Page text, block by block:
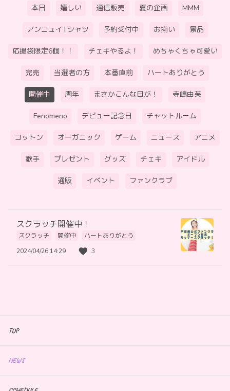
本日 嬉しい 通信販売 夏の企画 MMM
アンニュイTシャツ 予約受付中 お揃い 景品
応援袋限定6個！！ チェキやるよ！ めちゃくちゃ可愛い
完売 当選者の方 本番直前 ハートありがとう
開催中 周年 まさかこんな日が！ 寺嶋由芙
Fenomeno デビュー記念日 チャットルーム
コットン オーガニック ゲーム ニュース アニメ
歌手 プレゼント グッズ チェキ アイドル
通販 イベント ファンクラブ
スクラッチ開催中！
スクラッチ 開催中
ハートありがとう
2024/04/26 14:29
3
TOP
NEWS